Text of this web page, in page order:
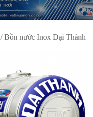
/ Bồn nước Inox Đại Thành